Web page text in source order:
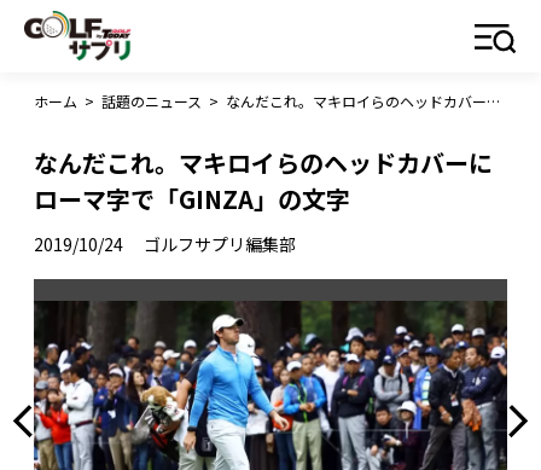
ホーム > 話題のニュース > なんだこれ。マキロイらのヘッドカバーにローマ字で「GINZA」の文字
なんだこれ。マキロイらのヘッドカバーに
ローマ字で「GINZA」の文字
2019/10/24 ゴルフサプリ編集部